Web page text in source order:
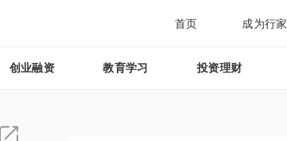
首页 成为行家
创业融资 教育学习 投资理财